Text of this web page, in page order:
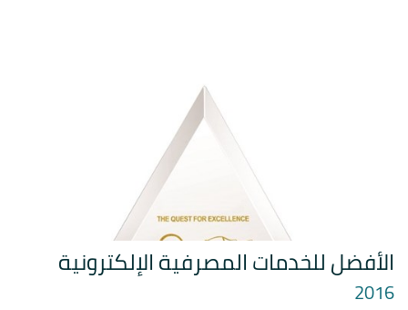
الأفضل للخدمات المصرفية الإلكترونية
2016